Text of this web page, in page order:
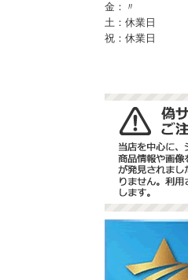
金：〃
土：休業日
祝：休業日